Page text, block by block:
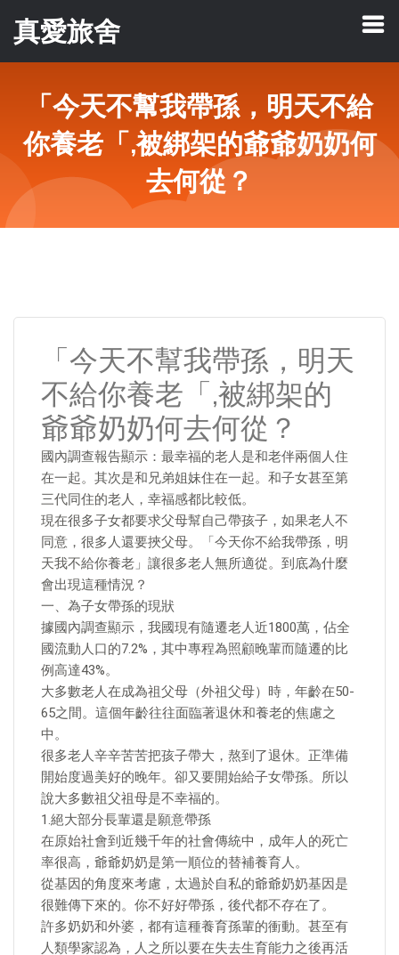
真愛旅舍
「今天不幫我帶孫，明天不給
你養老「,被綁架的爺爺奶奶何
去何從？
「今天不幫我帶孫，明天
不給你養老「,被綁架的
爺爺奶奶何去何從？
國內調查報告顯示：最幸福的老人是和老伴兩個人住
在一起。其次是和兄弟姐妹住在一起。和子女甚至第
三代同住的老人，幸福感都比較低。
現在很多子女都要求父母幫自己帶孩子，如果老人不
同意，很多人還要挾父母。「今天你不給我帶孫，明
天我不給你養老」讓很多老人無所適從。到底為什麼
會出現這種情況？
一、為子女帶孫的現狀
據國內調查顯示，我國現有隨遷老人近1800萬，佔全
國流動人口的7.2%，其中專程為照顧晚輩而隨遷的比
例高達43%。
大多數老人在成為祖父母（外祖父母）時，年齡在50-
65之間。這個年齡往往面臨著退休和養老的焦慮之
中。
很多老人辛辛苦苦把孩子帶大，熬到了退休。正準備
開始度過美好的晚年。卻又要開始給子女帶孫。所以
說大多數祖父祖母是不幸福的。
1.絕大部分長輩還是願意帶孫
在原始社會到近幾千年的社會傳統中，成年人的死亡
率很高，爺爺奶奶是第一順位的替補養育人。
從基因的角度來考慮，太過於自私的爺爺奶奶基因是
很難傳下來的。你不好好帶孫，後代都不存在了。
許多奶奶和外婆，都有這種養育孫輩的衝動。甚至有
人類學家認為，人之所以要在失去生育能力之後再活